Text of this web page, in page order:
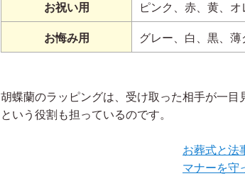
お祝い用 ピンク、赤、黄、
お悔み用 グレー、白、黒、
胡蝶蘭のラッピングは、受け取った相手が一目
という役割も担っているのです。
お葬式と法
マナーを守